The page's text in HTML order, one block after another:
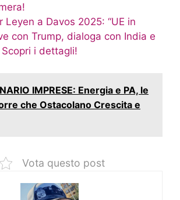
Leyen a Davos 2025: “UE in
con Trump, dialoga con India e
Scopri i dettagli!
IMPRESE: Energia e PA, le
che Ostacolano Crescita e
Vota questo post